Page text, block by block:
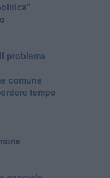
problema
comune
tempo